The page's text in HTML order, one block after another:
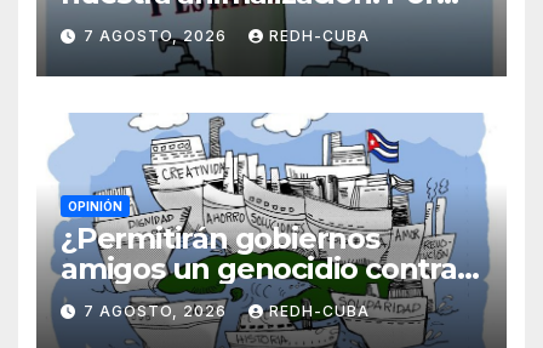
Laidi Fernández de Juan
7 AGOSTO, 2026 REDH-CUBA
OPINIÓN
¿Permitirán gobiernos
amigos un genocidio contra
Cuba? Por Hedelberto López
Blanch
7 AGOSTO, 2026 REDH-CUBA